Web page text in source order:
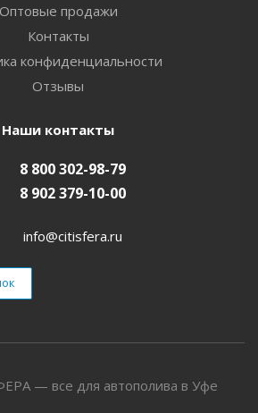
Оптовые продажи
Контакты
конфиденциальности
Отзывы
Наши контакты
8 800 302-98-79
8 902 379-10-00
info@citisfera.ru
— все для автополива в Уфе